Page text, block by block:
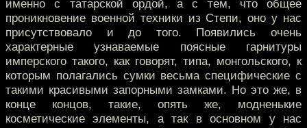
именно с татарской ордой, а с тем, что общее
проникновение военной техники из Степи, оно у нас
присутствовало и до того. Появились очень
характерные узнаваемые поясные гарнитуры
имперского такого, как говорят, типа, монгольского, к
которым полагались сумки весьма специфические с
такими красивыми запорными замками. Но это же, в
конце концов, такие, опять же, модненькие
косметические элементы, а так в основном у нас